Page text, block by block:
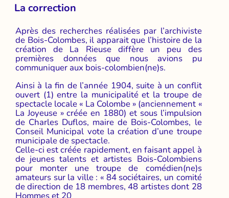
La correction
Après des recherches réalisées par l’archiviste
de Bois-Colombes, il apparait que l’histoire de la
création de La Rieuse diffère un peu des
premières données que nous avions pu
communiquer aux bois-colombien(ne)s.
Ainsi à la fin de l’année 1904, suite à un conflit
ouvert (1) entre la municipalité et la troupe de
spectacle locale « La Colombe » (anciennement «
La Joyeuse » créée en 1880) et sous l’impulsion
de Charles Duflos, maire de Bois-Colombes, le
Conseil Municipal vote la création d’une troupe
municipale de spectacle.
Celle-ci est créée rapidement, en faisant appel à
de jeunes talents et artistes Bois-Colombiens
pour monter une troupe de comédien(ne)s
amateurs sur la ville : « 84 sociétaires, un comité
de direction de 18 membres, 48 artistes dont 28